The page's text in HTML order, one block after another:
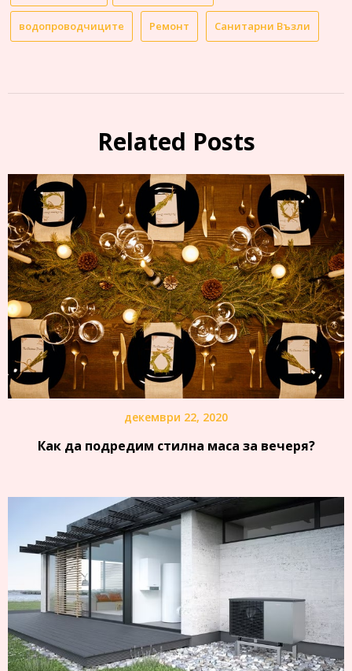
водопроводчиците Ремонт Санитарни Възли
Related Posts
декември 22, 2020
Как да подредим стилна маса за вечеря?